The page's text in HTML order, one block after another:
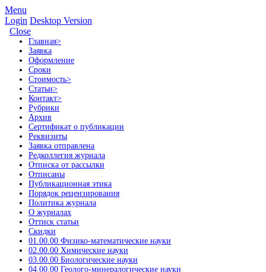
Menu
Login Desktop Version
Close
Главная>
Заявка
Оформление
Сроки
Стоимость>
Статьи>
Контакт>
Рубрики
Архив
Сертификат о публикации
Реквизиты
Заявка отправлена
Редколлегия журнала
Отписка от рассылки
Отписаны
Публикационная этика
Порядок рецензирования
Политика журнала
О журналах
Оттиск статьи
Скидки
01.00.00 Физико-математические науки
02.00.00 Химические науки
03.00.00 Биологические науки
04.00.00 Геолого-минералогические науки